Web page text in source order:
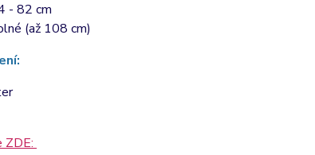
- 82 cm
(až 108 cm)
ZDE: